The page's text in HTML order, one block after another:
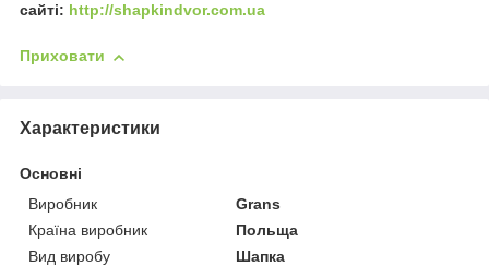
сайті: http://shapkindvor.com.ua
Приховати
Характеристики
Основні
Виробник
Grans
Країна виробник
Польща
Вид виробу
Шапка